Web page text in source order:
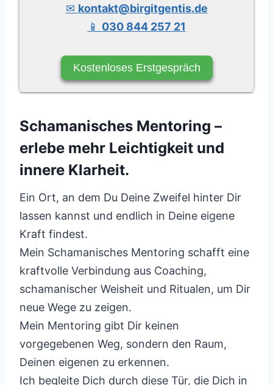
✉ kontakt@birgitgentis.de
📱 030 844 257 21
Kostenloses Erstgespräch
Schamanisches Mentoring –
erlebe mehr Leichtigkeit und
innere Klarheit.
Ein Ort, an dem Du Deine Zweifel hinter Dir
lassen kannst und endlich in Deine eigene
Kraft findest.
Mein Schamanisches Mentoring schafft eine
kraftvolle Verbindung aus Coaching,
schamanischer Weisheit und Ritualen, um Dir
neue Wege zu zeigen.
Mein Mentoring gibt Dir keinen
vorgegebenen Weg, sondern den Raum,
Deinen eigenen zu erkennen.
Ich begleite Dich durch diese Tür, die Dich in